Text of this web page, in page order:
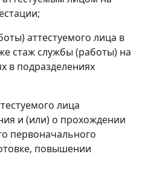
аттестуемого лица в
стаж службы (работы) на
в подразделениях
лица
и (или) о прохождении
первоначального
повышении